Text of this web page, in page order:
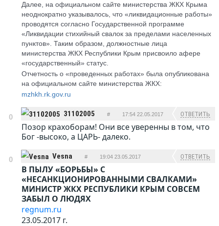
Далее, на официальном сайте министерства ЖКХ Крыма
неоднократно указывалось, что «ликвидационные работы»
проводятся согласно Государственной программе
«Ликвидации стихийный свалок за пределами населенных
пунктов». Таким образом, должностные лица
министерства ЖКХ Республики Крым присвоило афере
«государственный» статус.
Отчетность о «проведенных работах» была опубликована
на официальном сайте министерства ЖКХ:
mzhkh.rk.gov.ru
0 31102005 # 17:54 22.05.2017 ОТВЕТИТЬ
Позор крахоборам! Они все уверенны в том, что
Бог -высоко, а ЦАРЬ- далеко.
0 Vesna # 19:04 23.05.2017 ОТВЕТИТЬ
В ПЫЛУ «БОРЬБЫ» С
«НЕСАНКЦИОНИРОВАННЫМИ СВАЛКАМИ»
МИНИСТР ЖКХ РЕСПУБЛИКИ КРЫМ СОВСЕМ
ЗАБЫЛ О ЛЮДЯХ
regnum.ru
23.05.2017 г.